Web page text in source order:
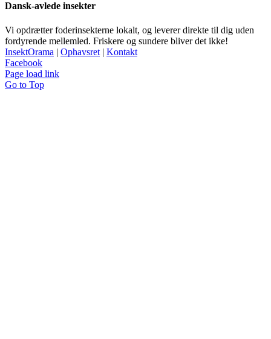
Dansk-avlede insekter
Vi opdrætter foderinsekterne lokalt, og leverer direkte til dig uden
fordyrende mellemled. Friskere og sundere bliver det ikke!
InsektOrama | Ophavsret | Kontakt
Facebook
Page load link
Go to Top